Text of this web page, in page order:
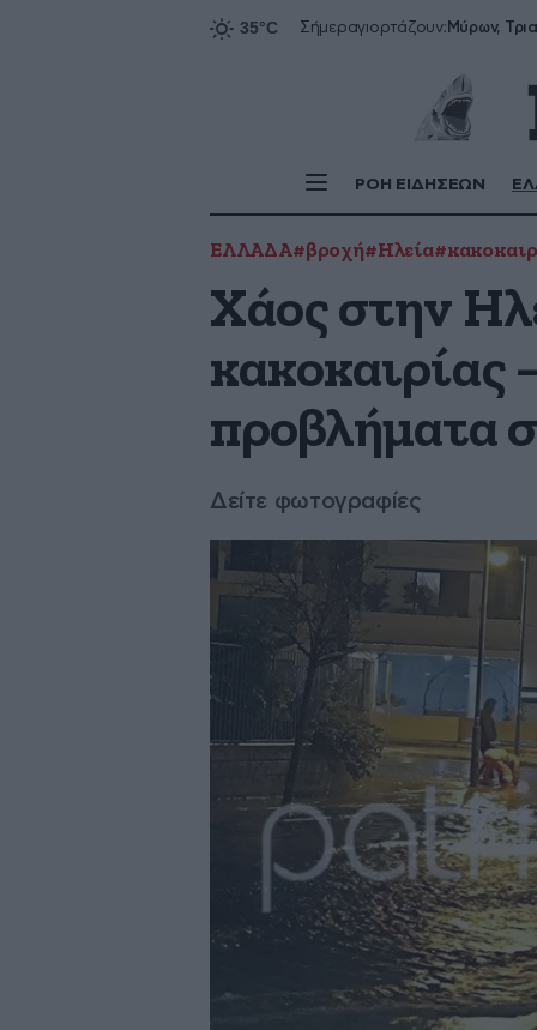
Σήμεραγιορτάζουν:
ΡΟΗ ΕΙΔΗΣΕΩΝ
ΕΛΛΑΔΑ#βροχή#Ηλεία
Χάος στην
κακοκαιρίας
προβλήματα
Δείτε φωτογραφίες